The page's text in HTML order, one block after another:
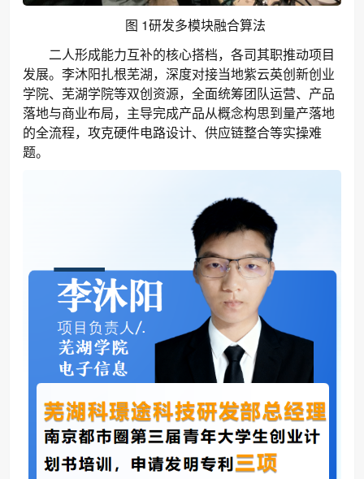
图 1研发多模块融合算法
二人形成能力互补的核心搭档，各司其职推动项目
发展。李沐阳扎根芜湖，深度对接当地紫云英创新创业
学院、芜湖学院等双创资源，全面统筹团队运营、产品
落地与商业布局，主导完成产品从概念构思到量产落地
的全流程，攻克硬件电路设计、供应链整合等实操难
题。